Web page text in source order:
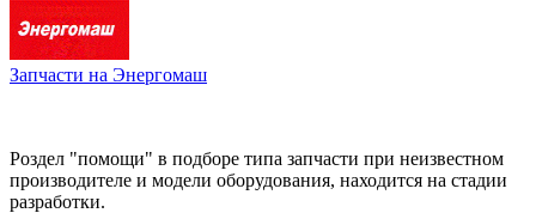
Запчасти на Энергомаш
Роздел "помощи" в подборе типа запчасти при неизвестном
производителе и модели оборудования, находится на стадии
разработки.